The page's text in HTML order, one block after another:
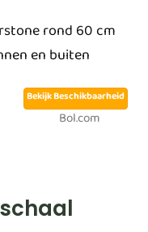
rond 60 cm
en buiten
Bekijk Beschikbaarheid
Bol.com